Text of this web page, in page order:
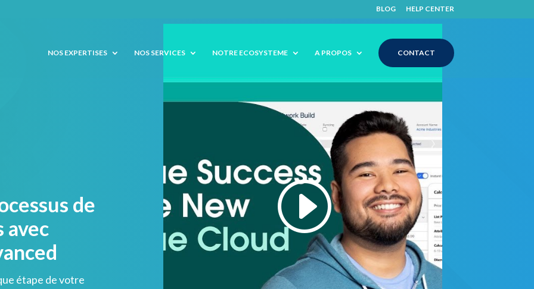
BLOG HELP CENTER
NOS EXPERTISES NOS SERVICES NOTRE ECOSYSTEME A PROPOS CONTACT
de
avec
étape de votre